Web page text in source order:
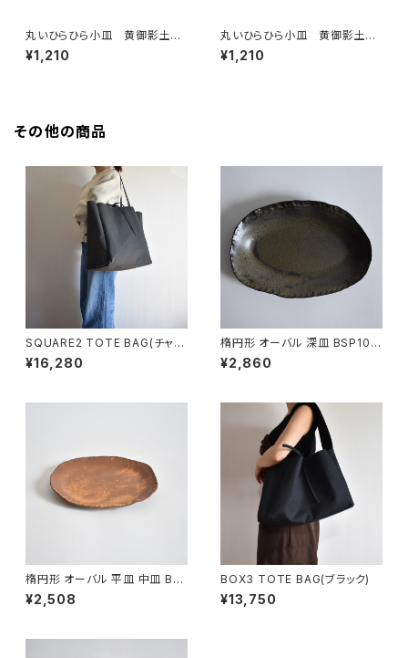
丸いひらひら小皿 黄御影土×
白鼠結晶釉
¥1,210
丸いひらひら小皿 黄御影土×
チタンマット釉
¥1,210
その他の商品
SQUARE2 TOTE BAG(チャコ
ール/グレー）
¥16,280
楕円形 オーバル 深皿 BSP104
¥2,860
楕円形 オーバル 平皿 中皿 BS
P090
¥2,508
BOX3 TOTE BAG(ブラック)
¥13,750